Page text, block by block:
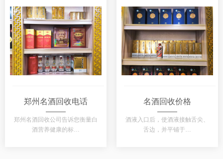
郑州名酒回收电话
郑州名酒回收公司告诉您衡量白
酒营养健康的标…
名酒回收价格
酒液入口后，使酒液接触舌尖、
舌边，并平铺于…